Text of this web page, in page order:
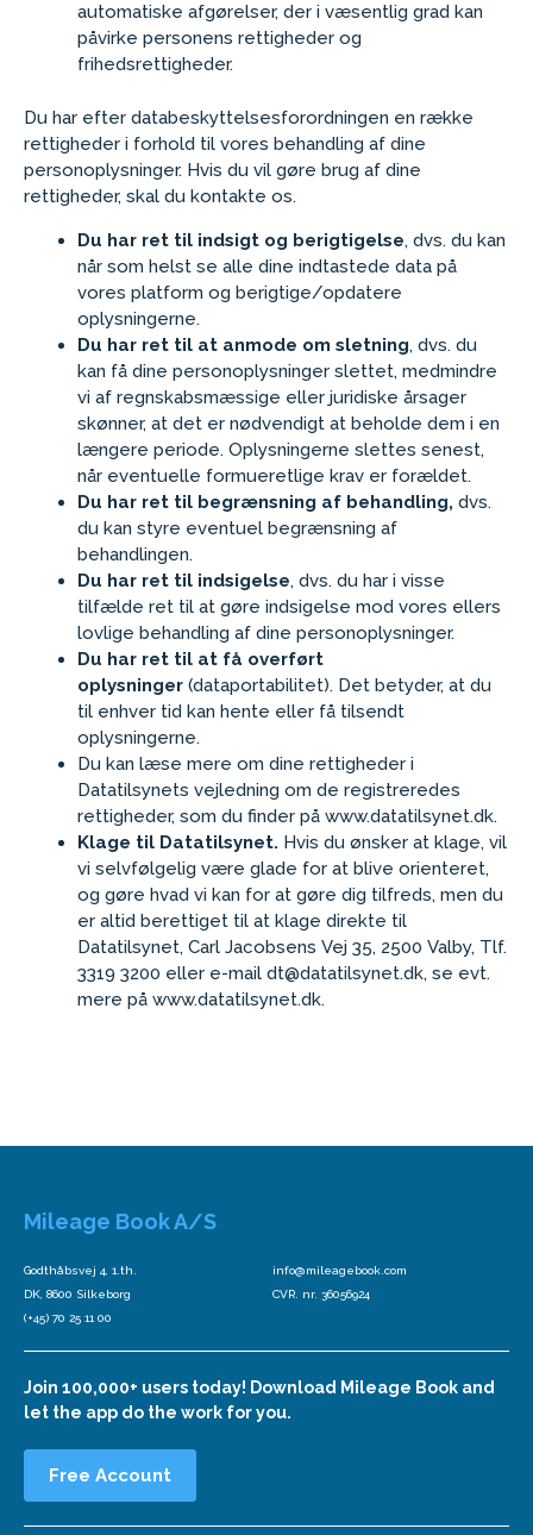
automatiske afgørelser, der i væsentlig grad kan
påvirke personens rettigheder og
frihedsrettigheder.
Du har efter databeskyttelsesforordningen en række
rettigheder i forhold til vores behandling af dine
personoplysninger. Hvis du vil gøre brug af dine
rettigheder, skal du kontakte os.
Du har ret til indsigt og berigtigelse, dvs. du kan
når som helst se alle dine indtastede data på
vores platform og berigtige/opdatere
oplysningerne.
Du har ret til at anmode om sletning, dvs. du
kan få dine personoplysninger slettet, medmindre
vi af regnskabsmæssige eller juridiske årsager
skønner, at det er nødvendigt at beholde dem i en
længere periode. Oplysningerne slettes senest,
når eventuelle formueretlige krav er forældet.
Du har ret til begrænsning af behandling, dvs.
du kan styre eventuel begrænsning af
behandlingen.
Du har ret til indsigelse, dvs. du har i visse
tilfælde ret til at gøre indsigelse mod vores ellers
lovlige behandling af dine personoplysninger.
Du har ret til at få overført
oplysninger (dataportabilitet). Det betyder, at du
til enhver tid kan hente eller få tilsendt
oplysningerne.
Du kan læse mere om dine rettigheder i
Datatilsynets vejledning om de registreredes
rettigheder, som du finder på www.datatilsynet.dk.
Klage til Datatilsynet. Hvis du ønsker at klage, vil
vi selvfølgelig være glade for at blive orienteret,
og gøre hvad vi kan for at gøre dig tilfreds, men du
er altid berettiget til at klage direkte til
Datatilsynet, Carl Jacobsens Vej 35, 2500 Valby, Tlf.
3319 3200 eller e-mail dt@datatilsynet.dk, se evt.
mere på www.datatilsynet.dk.
Mileage Book A/S
Godthåbsvej 4, 1.th.
DK, 8600 Silkeborg
(+45) 70 25 11 00
info@mileagebook.com
CVR. nr. 36056924
Join 100,000+ users today! Download Mileage Book and
let the app do the work for you.
Free Account